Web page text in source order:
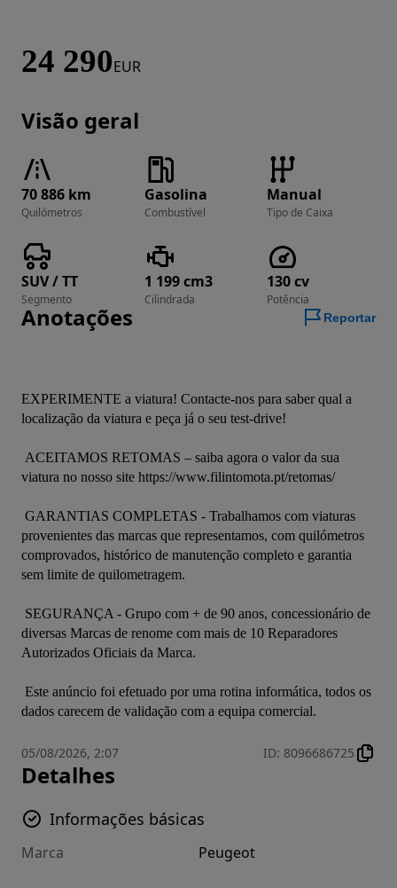
24 290EUR
Visão geral
70 886 km
Quilómetros
Gasolina
Combustível
Manual
Tipo de Caixa
SUV / TT
Segmento
1 199 cm3
Cilindrada
130 cv
Potência
Anotações Reportar
EXPERIMENTE a viatura! Contacte-nos para saber qual a
localização da viatura e peça já o seu test-drive!
viatura no nosso site https://www.filintomota.pt/retomas/
provenientes das marcas que representamos, com quilómetros
comprovados, histórico de manutenção completo e garantia
sem limite de quilometragem.
diversas Marcas de renome com mais de 10 Reparadores
Autorizados Oficiais da Marca.
dados carecem de validação com a equipa comercial.
05/08/2026, 2:07 ID: 8096686725
Detalhes
Informações básicas
Marca Peugeot